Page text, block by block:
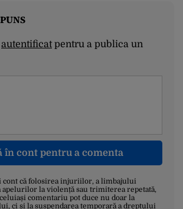
autentificatpentru a publica un
în cont pentru a comenta
cont că folosirea injuriilor, a limbajului
apelurilor la violență sau trimiterea repetată,
comentariu pot duce nu doar la
ci și la suspendarea temporară a dreptului